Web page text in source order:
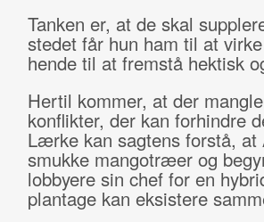
Tanken er, at de skal
stedet får hun ham til at
hende til at fremstå hektisk
Hertil kommer, at der
konflikter, der kan forhindre
Lærke kan sagtens forstå, at
smukke mangotræer og
lobbyere sin chef for en
plantage kan eksistere